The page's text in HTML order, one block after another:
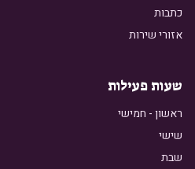
כתבות
אזורי שירות
שעות פעילות
ראשון - חמישי
שישי
שבת